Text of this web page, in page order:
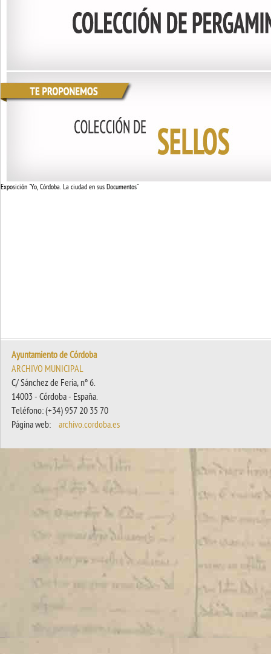
Exposición "Yo, Córdoba. La ciudad en sus Documentos"
Ayuntamiento de Córdoba
ARCHIVO MUNICIPAL
C/ Sánchez de Feria, nº 6.
14003 - Córdoba - España.
Teléfono: (+34) 957 20 35 70
Página web:
archivo.cordoba.es